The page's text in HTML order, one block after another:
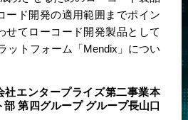
ード開発の適用範囲までポイン
せてローコード開発製品として
ットフォーム「Mendix」につい
社エンタープライズ第二事業本
部 第四グループ グループ長山口